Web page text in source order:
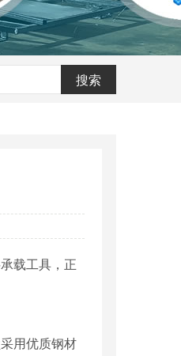
搜索
载工具，正
用优质钢材